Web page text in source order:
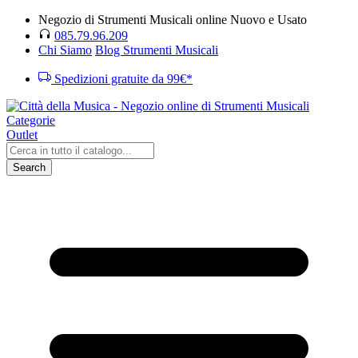
Negozio di Strumenti Musicali online Nuovo e Usato
085.79.96.209
Chi Siamo Blog Strumenti Musicali
Spedizioni gratuite da 99€*
Categorie
Outlet
Search